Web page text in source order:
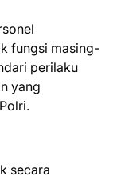
fungsi masing-
perilaku
yang
secara